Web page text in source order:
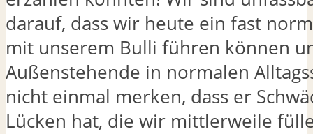
darauf, dass wir heute ein fast
mit unserem Bulli führen können
Außenstehende in normalen
nicht einmal merken, dass er
Lücken hat, die wir mittlerweile